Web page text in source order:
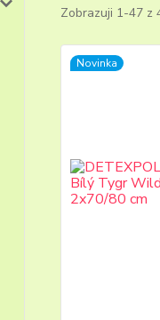
Zobrazuji 1-47 z
Novinka